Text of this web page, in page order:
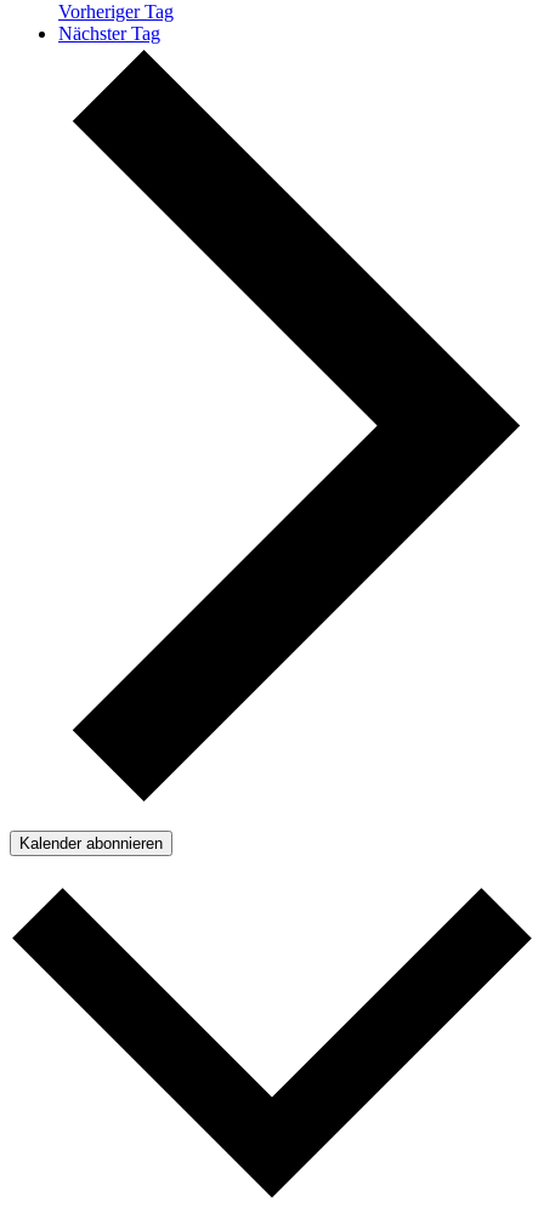
Vorheriger Tag
Nächster Tag
Kalender abonnieren